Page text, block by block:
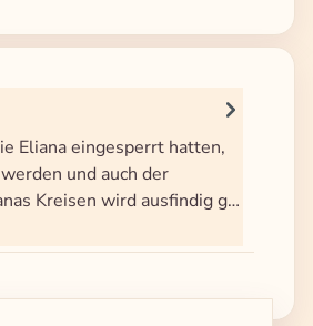
Eliana eingesperrt hatten,
und auch der
Kreisen wird ausfindig g…